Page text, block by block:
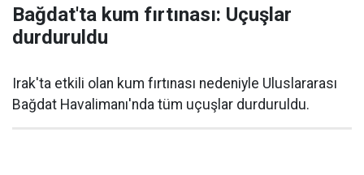
Bağdat'ta kum fırtınası: Uçuşlar
durduruldu
Irak'ta etkili olan kum fırtınası nedeniyle Uluslararası
Bağdat Havalimanı'nda tüm uçuşlar durduruldu.